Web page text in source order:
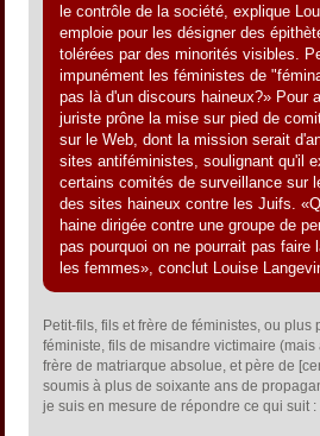
le contrôle de la société, explique
emploie pour les désigner des
tolérées par des minorités visibles.
impunément les féministes de
pas là d'un discours haineux?» Pour
juriste prône la mise sur pied de
sur le Web, dont la mission serait
sites antiféministes, soulignant qu'il
certains comités de surveillance sur
des sites haineux contre les Juifs.
haine dirigée contre une groupe de
pas pourquoi on ne pourrait pas faire
les femmes», conclut Louise
Petit-fils, fils et frère de féministes, ou plus
féministe, fils de misandre victimaire
frère de matriarque absolue, et père de
soumis à plus de soixante ans de
je suis en mesure de répondre ce qui suit :